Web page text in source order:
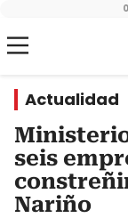
Actualidad
seis
Nariño